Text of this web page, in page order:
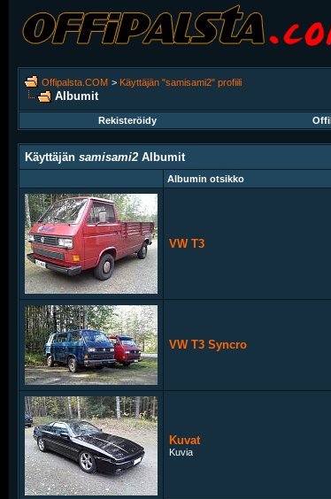
Offipalsta.COM > Käyttäjän "samisami2" profiili
Albumit
Rekisteröidy
Käyttäjän samisami2 Albumit
Albumin otsikko
VW T3
VW T3 Syncro
Kuvat
Kuvia